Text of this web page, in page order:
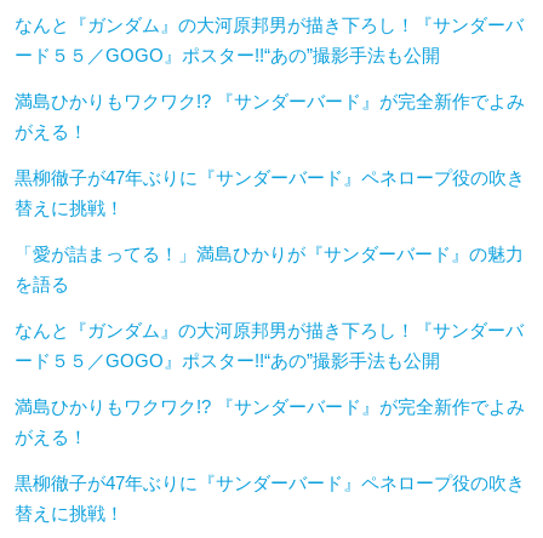
なんと『ガンダム』の大河原邦男が描き下ろし！『サンダーバ
ード５５／GOGO』ポスター!!“あの”撮影手法も公開
満島ひかりもワクワク!? 『サンダーバード』が完全新作でよみ
がえる！
黒柳徹子が47年ぶりに『サンダーバード』ペネロープ役の吹き
替えに挑戦！
「愛が詰まってる！」満島ひかりが『サンダーバード』の魅力
を語る
なんと『ガンダム』の大河原邦男が描き下ろし！『サンダーバ
ード５５／GOGO』ポスター!!“あの”撮影手法も公開
満島ひかりもワクワク!? 『サンダーバード』が完全新作でよみ
がえる！
黒柳徹子が47年ぶりに『サンダーバード』ペネロープ役の吹き
替えに挑戦！